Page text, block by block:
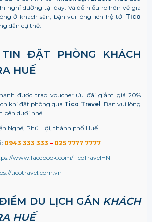
nghỉ dưỡng tại đây. Và để hiểu rõ hơn về giá
ở khách sạn, bạn vui lòng liên hệ tới Tico
dẫn cụ thể.
ĐẶT PHÒNG KHÁCH
HUẾ
được trao voucher ưu đãi giảm giá 20%
khi đặt phòng qua Tico Travel . Bạn vui lòng
bên dưới nhé!
Nghé, Phú Hội, thành phố Huế
0943 333 333 – 025 7777 7777
www.facebook.com/TicoTravelHN
ticotravel.com.vn
DU LỊCH GẦN KHÁCH
HUẾ